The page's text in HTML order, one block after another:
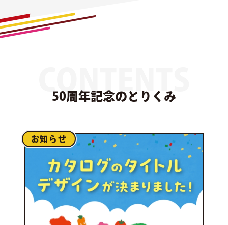
50周年記念のとりくみ
お知らせ